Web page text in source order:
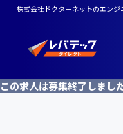
株式会社ドクターネットのエン
この求人は募集終了しまし